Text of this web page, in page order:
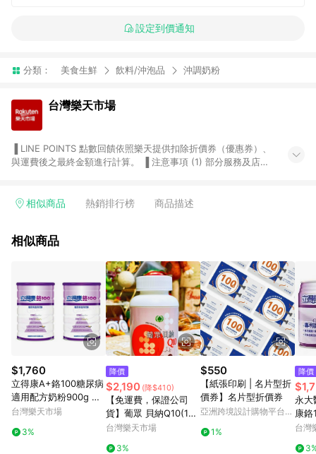
設定到價通知
分類： 美食生鮮 飲料/沖泡品 沖調奶粉
台灣樂天市場
與運費後之最終金額進行計算。 ▐ 注意事項 (1) 部分服務及店家
Smart mobile、神腦生活、JS巨盛、樂天KOBO電子書，請詳閱
台灣樂天市場，並在同一瀏覽器於24小時內結帳，才享有 LINE
市場 45 天內完成訂單出貨及結帳，則不符合贈點資格。 (4) 如
使用APP、或中途瀏覽比價網、回饋網、Google等其他網頁、或
由網頁版(電腦版/手機版網頁)切換為App都將會造成追蹤中斷而
無法進行 LINE POINTS 回饋。 (5) LINE 購物為購物資訊整合性
平台，商品資料更新會有時間差，如顯示之商品規格、顏色、價
位、贈品與台灣樂天市場銷售網頁不符，以銷售網頁標示為準。
(6) 導購訂單已逾 365 天，根據台灣樂天回饋規定，逾期訂單將
不符合回饋資格。 (7) 若上述或其他原因，致使消費者無接收到
點數回饋或點數回饋有爭議，台灣樂天市場保有更改條款與法律
追訴之權利，活動詳情以樂天市場網站公告為準。
相似商品 熱銷排行榜 商品描述
相似商品
$1,760
立得康A+鉻100糖尿病
適用配方奶粉900g 附
精美提袋【德芳保健藥
台灣樂天市場
3%
降價
$2,190 (降$410)
【免運費，保證公司
貨】葡眾 貝納Q10(120
粒/瓶)
台灣樂天市場
3%
$550
【紙張印刷 | 名片型折
價券】名片型折價券
亞洲跨境設計購物平台
1%
降價
永大
康鉻100
50
台灣